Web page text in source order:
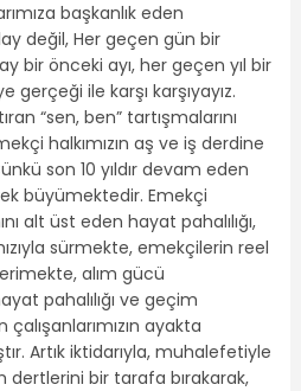
başkanlık eden
değil, Her geçen gün bir
bir önceki ayı, her geçen yıl bir
gerçeği ile karşı karşıyayız.
“sen, ben” tartışmalarını
halkımızın aş ve iş derdine
son 10 yıldır devam eden
büyümektedir. Emekçi
alt üst eden hayat pahalılığı,
sürmekte, emekçilerin reel
alım gücü
pahalılığı ve geçim
çalışanlarımızın ayakta
Artık iktidarıyla, muhalefetiyle
dertlerini bir tarafa bırakarak,